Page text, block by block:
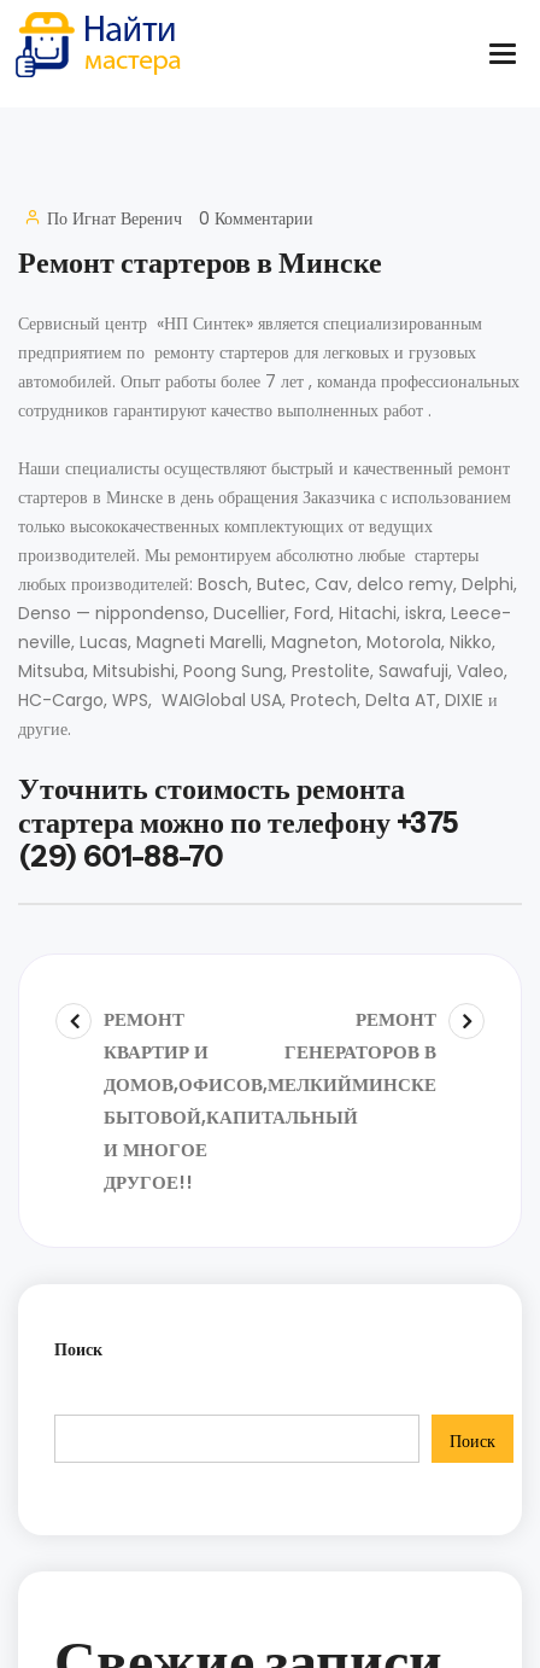
По Игнат Веренич 0 Комментарии
Ремонт стартеров в Минске
Сервисный центр «НП Синтек» является специализированным
предприятием по ремонту стартеров для легковых и грузовых
автомобилей. Опыт работы более 7 лет , команда профессиональных
сотрудников гарантируют качество выполненных работ .
Наши специалисты осуществляют быстрый и качественный ремонт
стартеров в Минске в день обращения Заказчика с использованием
только высококачественных комплектующих от ведущих
производителей. Мы ремонтируем абсолютно любые стартеры
любых производителей: Bosch, Butec, Cav, delco remy, Delphi,
Denso — nippondenso, Ducellier, Ford, Hitachi, iskra, Leece-
neville, Lucas, Magneti Marelli, Magneton, Motorola, Nikko,
Mitsuba, Mitsubishi, Poong Sung, Prestolite, Sawafuji, Valeo,
HC-Cargo, WPS, WAIGlobal USA, Protech, Delta AT, DIXIE и
другие.
Уточнить стоимость ремонта
стартера можно по телефону +375
(29) 601-88-70
РЕМОНТ
КВАРТИР И
ДОМОВ,ОФИСОВ,МЕЛКИЙ
БЫТОВОЙ,КАПИТАЛЬНЫЙ
И МНОГОЕ
ДРУГОЕ!!
РЕМОНТ
ГЕНЕРАТОРОВ В
МИНСКЕ
Поиск
Поиск